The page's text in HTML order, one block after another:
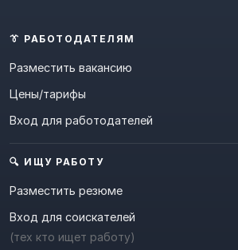
👔 РАБОТОДАТЕЛЯМ
Разместить вакансию
Цены/тарифы
Вход для работодателей
🔍 ИЩУ РАБОТУ
Разместить резюме
Вход для соискателей
(тех кто ищет работу)